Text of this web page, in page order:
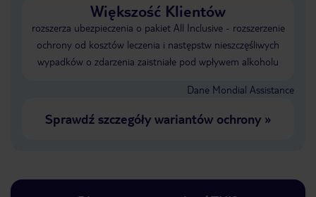
Większość Klientów
rozszerza ubezpieczenia o pakiet All Inclusive - rozszerzenie
ochrony od kosztów leczenia i następstw nieszczęśliwych
wypadków o zdarzenia zaistniałe pod wpływem alkoholu
Dane Mondial Assistance
Sprawdź szczegóły wariantów ochrony»